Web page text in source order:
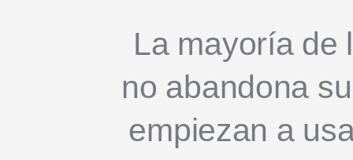
La mayoría de
no abandona
empiezan a